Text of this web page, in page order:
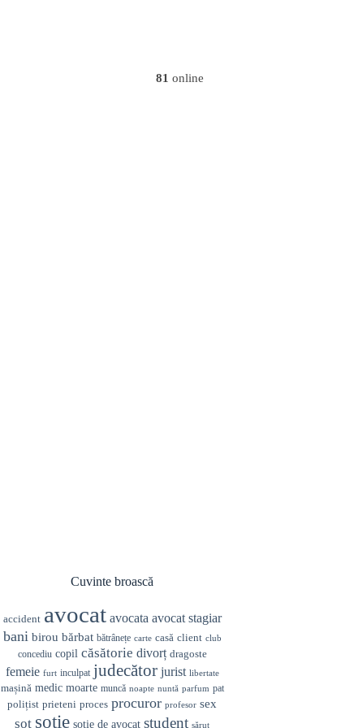
81 online
Cuvinte broască
accident avocat avocata avocat stagiar
bani birou bărbat bătrânețe carte casă client club
concediu copil căsătorie divorț dragoste
femeie furt inculpat judecător jurist libertate
mașină medic moarte muncă noapte nuntă parfum pat
polițist prieteni proces procuror profesor sex
soț soție soție de avocat student sărut